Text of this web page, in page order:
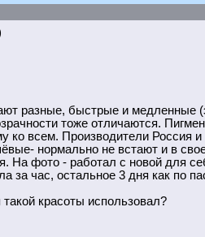
разные, быстрые и медленные
тоже отличаются.
ко всем. Производители Россия
нормально не встают и в
На фото - работал с новой для
за час, остальное 3 дня как по
красоты использовал?